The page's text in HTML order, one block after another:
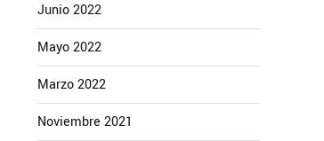
Junio 2022
Mayo 2022
Marzo 2022
Noviembre 2021